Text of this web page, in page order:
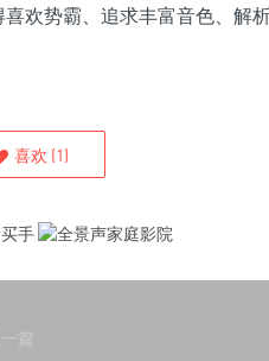
喜欢势霸、追求丰富音色、解
喜欢 (1)
一篇